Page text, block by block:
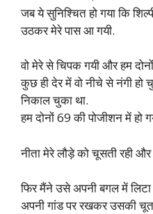
जब ये सुनिश्चित हो गया कि
उठकर मेरे पास आ गयी.
वो मेरे से चिपक गयी और हम
कुछ ही देर में वो नीचे से नंगी हो
निकाल चुका था.
हम दोनों 69 की पोजीशन में
नीता मेरे लौड़े को चूसती रही
फिर मैंने उसे अपनी बगल में
अपनी गांड पर रखकर उसकी